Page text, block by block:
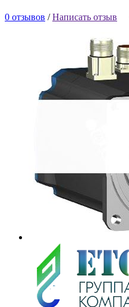
0 отзывов /Написать отзыв